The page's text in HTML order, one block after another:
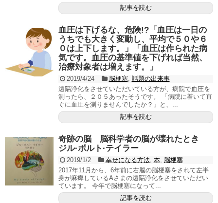
記事を読む
血圧は下げるな、危険!?「血圧は一日の
うちでも大きく変動し、平均で５０や６
０は上下します。」「血圧は作られた病
気です。血圧の基準値を下げれば当然、
治療対象者は増えます。」
2019/4/24 脳梗塞, 話題の出来事
遠隔浄化をさせていただいている方が、病院で血圧を
測ったら、２０５あったそうです。 「病院に着いて直
ぐに血圧を測りませんでしたか？」と、...
記事を読む
奇跡の脳 脳科学者の脳が壊れたとき
ジル·ボルト·テイラー
2019/1/2 幸せになる方法, 本, 脳梗塞
2017年11月から、6年前に右脳の脳梗塞をされて左半
身が麻痺しているAさまの遠隔浄化をさせていただい
ています。 今年で脳梗塞になって...
記事を読む